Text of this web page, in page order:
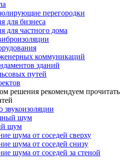
перегородки
для бизнеса
для частного дома
коммуникаций
зданий
путей
решения рекомендуем прочитать
шум
шум
шума от соседей сверху
шума от соседей снизу
шума от соседей за стеной